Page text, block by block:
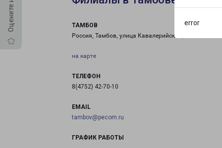
error
ТАМБОВ
Россия, Тамбов, улица Кавалерийская, 13А
на карте
ТЕЛЕФОН
8(4752) 42-70-10
EMAIL
tambov@pecom.ru
ГРАФИК РАБОТЫ